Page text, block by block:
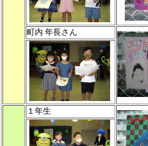
町内 年長さん
１年生